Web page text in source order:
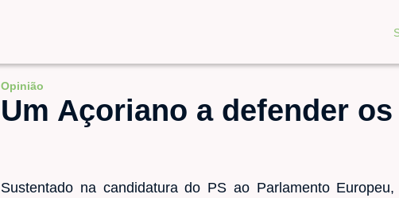
Opinião
Um Açoriano a defender
Sustentado na candidatura do PS ao Parlamento